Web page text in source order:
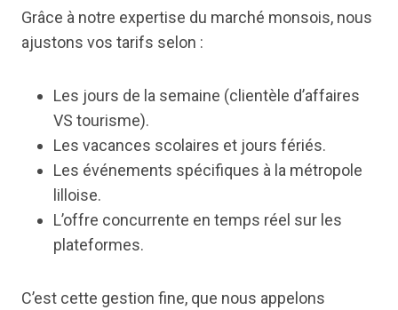
Grâce à notre expertise du marché monsois, nous
ajustons vos tarifs selon :
Les jours de la semaine (clientèle d’affaires
VS tourisme).
Les vacances scolaires et jours fériés.
Les événements spécifiques à la métropole
lilloise.
L’offre concurrente en temps réel sur les
plateformes.
C’est cette gestion fine, que nous appelons